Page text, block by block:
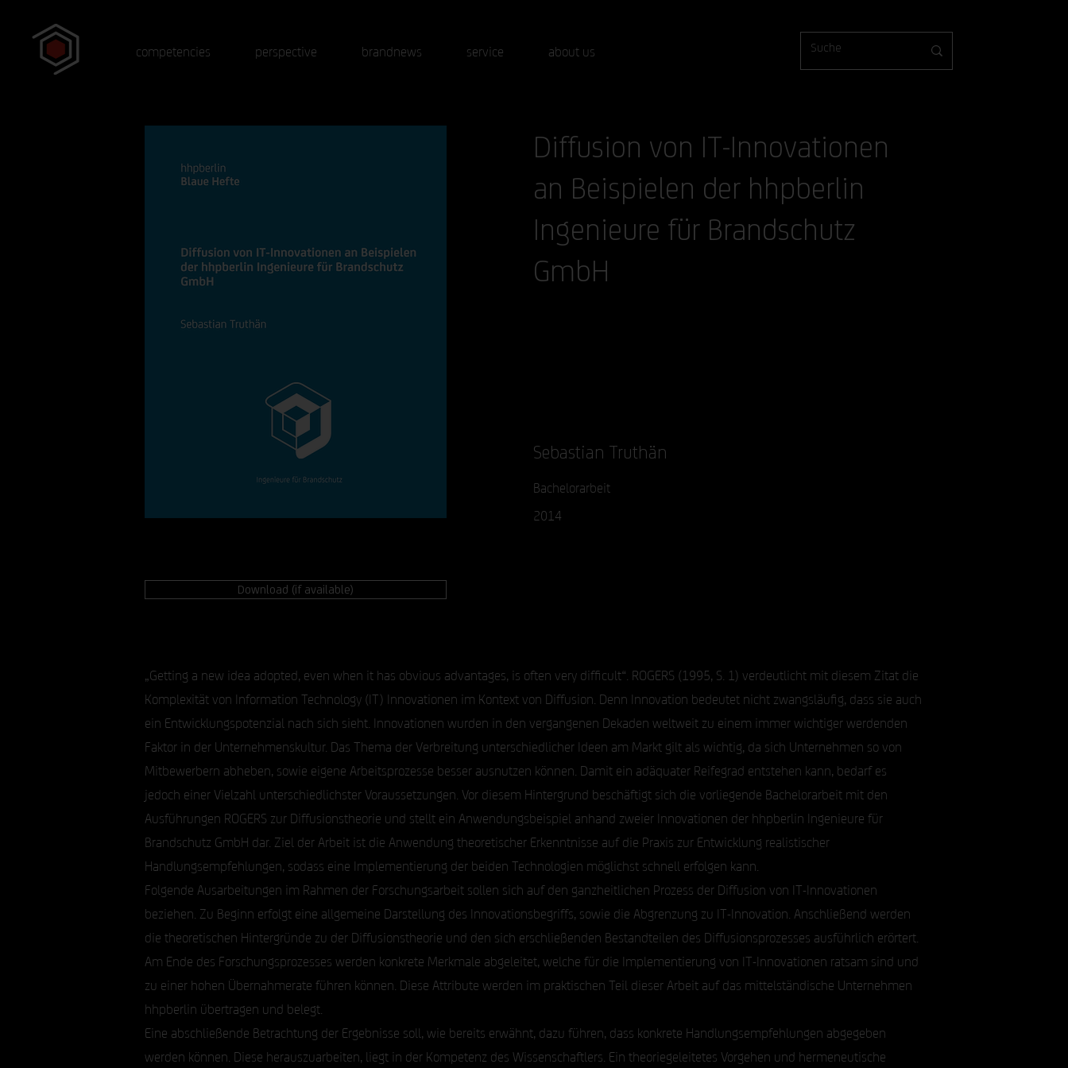
competencies perspective brandnews service about us
Diffusion von IT-Innovationen
an Beispielen der hhpberlin
Ingenieure für Brandschutz
GmbH
Sebastian Truthän
Bachelorarbeit
2014
Download (if available)
„Getting a new idea adopted, even when it has obvious advantages, is often very difficult“. ROGERS (1995, S. 1) verdeutlicht mit diesem Zitat die
Komplexität von Information Technology (IT) Innovationen im Kontext von Diffusion. Denn Innovation bedeutet nicht zwangsläufig, dass sie auch
ein Entwicklungspotenzial nach sich sieht. Innovationen wurden in den vergangenen Dekaden weltweit zu einem immer wichtiger werdenden
Faktor in der Unternehmenskultur. Das Thema der Verbreitung unterschiedlicher Ideen am Markt gilt als wichtig, da sich Unternehmen so von
Mitbewerbern abheben, sowie eigene Arbeitsprozesse besser ausnutzen können. Damit ein adäquater Reifegrad entstehen kann, bedarf es
jedoch einer Vielzahl unterschiedlichster Voraussetzungen. Vor diesem Hintergrund beschäftigt sich die vorliegende Bachelorarbeit mit den
Ausführungen ROGERS zur Diffusionstheorie und stellt ein Anwendungsbeispiel anhand zweier Innovationen der hhpberlin Ingenieure für
Brandschutz GmbH dar. Ziel der Arbeit ist die Anwendung theoretischer Erkenntnisse auf die Praxis zur Entwicklung realistischer
Handlungsempfehlungen, sodass eine Implementierung der beiden Technologien möglichst schnell erfolgen kann.
Folgende Ausarbeitungen im Rahmen der Forschungsarbeit sollen sich auf den ganzheitlichen Prozess der Diffusion von IT-Innovationen
beziehen. Zu Beginn erfolgt eine allgemeine Darstellung des Innovationsbegriffs, sowie die Abgrenzung zu IT-Innovation. Anschließend werden
die theoretischen Hintergründe zu der Diffusionstheorie und den sich erschließenden Bestandteilen des Diffusionsprozesses ausführlich erörtert.
Am Ende des Forschungsprozesses werden konkrete Merkmale abgeleitet, welche für die Implementierung von IT-Innovationen ratsam sind und
zu einer hohen Übernahmerate führen können. Diese Attribute werden im praktischen Teil dieser Arbeit auf das mittelständische Unternehmen
hhpberlin übertragen und belegt.
Eine abschließende Betrachtung der Ergebnisse soll, wie bereits erwähnt, dazu führen, dass konkrete Handlungsempfehlungen abgegeben
werden können. Diese herauszuarbeiten, liegt in der Kompetenz des Wissenschaftlers. Ein theoriegeleitetes Vorgehen und hermeneutische